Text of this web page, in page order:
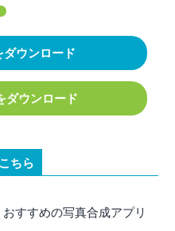
ウンロード
ダウンロード
ちら
おすすめの写真合成アプリ